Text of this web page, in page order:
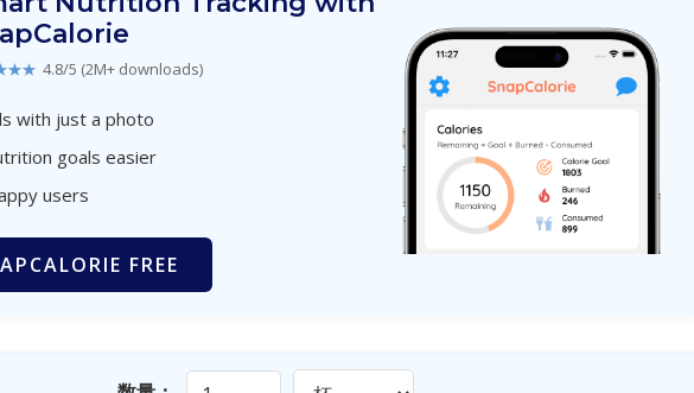
4.8/5 (2M+ downloads)
with just a photo
goals easier
users
FREE